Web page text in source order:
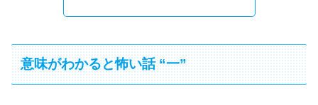
意味がわかると怖い話 “一”